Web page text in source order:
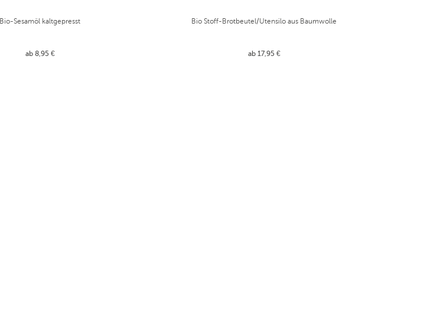
Bio-Sesamöl kaltgepresst
ab 8,95 €
Bio Stoff-Brotbeutel/Utensilo aus Baumwolle
ab 17,95 €